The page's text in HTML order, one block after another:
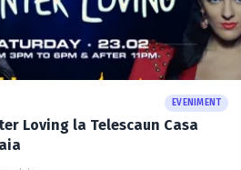
EVENIMENT
Loving la Telescaun Casa